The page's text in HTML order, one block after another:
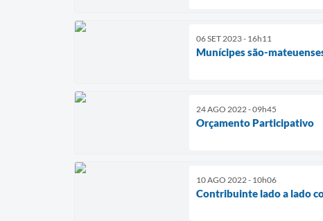
06 SET 2023 - 16h11
Munícipes são-
24 AGO 2022 - 09h45
Orçamento Participativo
10 AGO 2022 - 10h06
Contribuinte lado a lado